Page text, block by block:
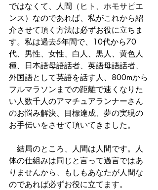
ではなくて、人間（ヒト、ホモサピエ
ンス）なのであれば、私がこれから紹
介させて頂く方法は必ずお役に立ちま
す。私は過去5年間で、10代から70
代、男性、女性、白人、黒人、黄色人
種、日本語母語話者、英語母語話者、
外国語として英語を話す人、800mから
フルマラソンまでの距離で速くなりた
い人数千人のアマチュアランナーさん
のお悩み解決、目標達成、夢の実現の
お手伝いをさせて頂いてきました。
結局のところ、人間は人間です。人
体の仕組みは同じと言って過言ではあ
りませんから、もしもあなたが人間な
のであれば必ずお役に立てます。